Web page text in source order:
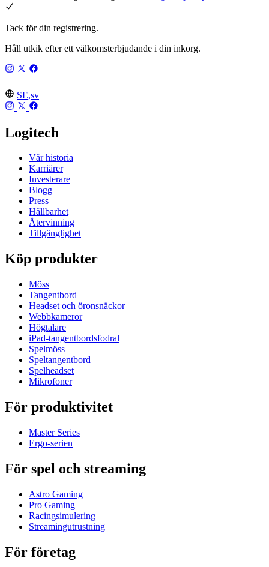
Tack för din registrering.
Håll utkik efter ett välkomsterbjudande i din inkorg.
SE,sv
Logitech
Vår historia
Karriärer
Investerare
Blogg
Press
Hållbarhet
Återvinning
Tillgänglighet
Köp produkter
Möss
Tangentbord
Headset och öronsnäckor
Webbkameror
Högtalare
iPad-tangentbordsfodral
Spelmöss
Speltangentbord
Spelheadset
Mikrofoner
För produktivitet
Master Series
Ergo-serien
För spel och streaming
Astro Gaming
Pro Gaming
Racingsimulering
Streamingutrustning
För företag